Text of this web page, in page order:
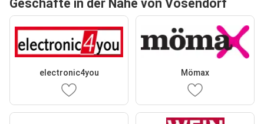
Geschäfte in der Nähe von Vösendorf
electronic4you Mömax